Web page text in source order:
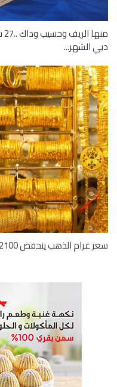
الشهر...
الذهب ينحفض 2100 ليرة خلال يوم واحد